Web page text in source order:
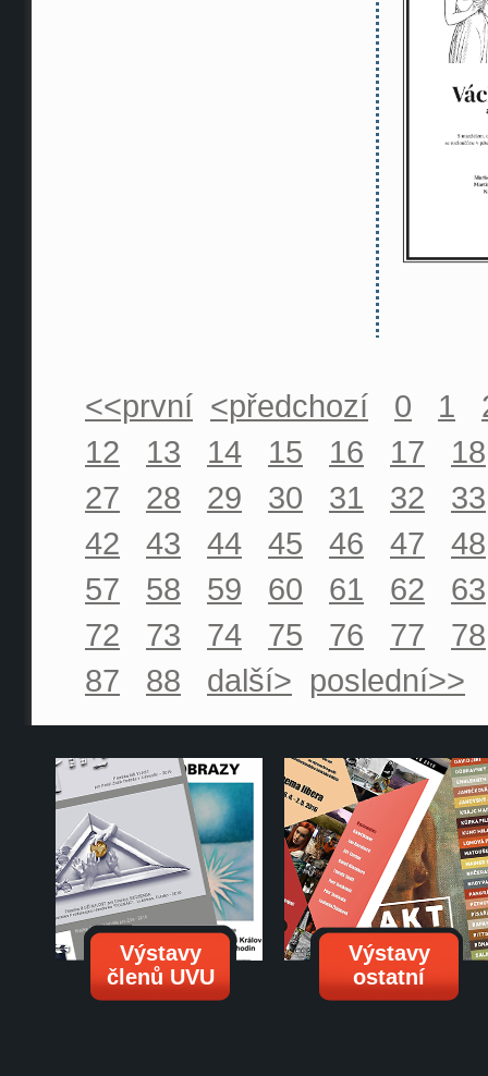
<<první <předchozí 0 1
12
13 14 15 16 17
18
27
28 29 30 31 32
33
42
43 44 45 46 47
48
57
58 59 60 61 62
63
72
73 74 75 76 77
78
87
88 další> poslední>>
Výstavy
členů UVU
Výstavy
ostatní